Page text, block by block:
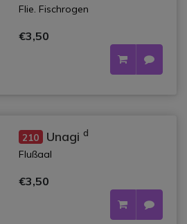
Flie. Fischrogen
€3,50
210 Unagi d
Flußaal
€3,50